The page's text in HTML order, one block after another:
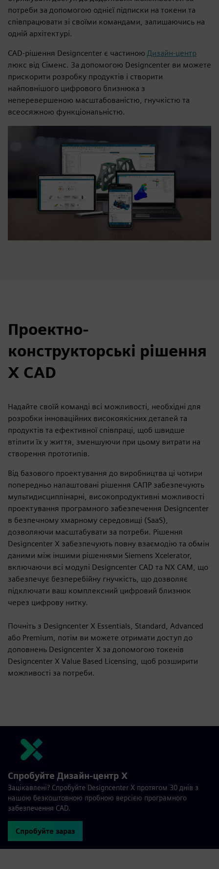
потреби за допомогою однієї підписки на токени та
співпрацювати зі своїми командами, залишаючись на
одній архітектурі.
CAD-рішення Designcenter є частиною Дизайн-центр
люкс від Сіменс. За допомогою Designcenter ви можете
прискорити розробку продуктів і створити
найповнішого цифрового близнюка з
неперевершеною масштабованістю, гнучкістю та
всеосяжною функціональністю.
Проектно-
конструкторські рішення
X CAD
Надайте своїй команді всі можливості, необхідні для
розробки інноваційних високоякісних деталей та
продуктів та ефективної співпраці, щоб швидше
втілити їх у життя, зменшуючи при цьому витрати на
створення прототипів.
Від базового проектування до виробництва ці чотири
попередньо налаштовані рішення САПР забезпечують
мультидисциплінарні, високопродуктивні можливості
проектування програмного забезпечення Designcenter
в безпечному хмарному середовищі (SaaS),
дозволяючи масштабувати за потреби. Рішення
Designcenter X забезпечують повну взаємодію та обмін
даними між іншими рішеннями Siemens Xcelerator,
включаючи всі модулі Designcenter CAD та NX CAM, що
забезпечує безперебійну гнучкість, що дозволяє
підключати ваш комплексний цифровий близнюк
через цифрову нитку.
Почніть з Designcenter X Essentials, Standard, Advanced
або Premium, потім ви можете отримати доступ до
доповнень Designcenter X за допомогою токенів
Designcenter X Value Based Licensing, щоб розширити
можливості за потреби.
Спробуйте Дизайн-центр X
Зацікавлені? Спробуйте Designcenter X протягом 30 днів з
нашою безкоштовною пробною версією програмного
забезпечення CAD.
Спробуйте зараз